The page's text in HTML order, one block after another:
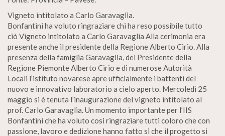
Vigneto intitolato a Carlo Garavaglia.
Bonfantini ha voluto ringraziare chi ha reso possibile tutto
ciò Vigneto intitolato a Carlo Garavaglia Alla cerimonia era
presente anche il presidente della Regione Alberto Cirio. Alla
presenza della famiglia Garavaglia, del Presidente della
Regione Piemonte Alberto Cirio e di numerose Autorità
Locali l’istituto novarese apre ufficialmente i battenti del
nuovo e innovativo laboratorio a cielo aperto. Mercoledì 25
maggio si è tenuta l’inaugurazione del vigneto intitolato al
prof. Carlo Garavaglia. Un momento importante per l’IIS
Bonfantini che ha voluto cosi ringraziare tutti coloro che con
passione, lavoro e dedizione hanno fatto si che il progetto si